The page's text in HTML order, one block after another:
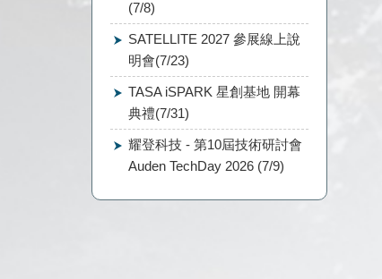
(7/8)
SATELLITE 2027 參展線上說
明會(7/23)
TASA iSPARK 星創基地 開幕
典禮(7/31)
耀登科技 - 第10屆技術研討會
Auden TechDay 2026 (7/9)